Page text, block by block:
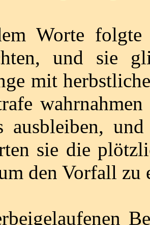
Worte folgte
und sie
mit
ausbleiben,
sie die
den Vorfall zu